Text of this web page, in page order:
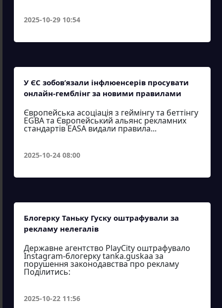
2025-10-29 10:54
У ЄС зобов’язали інфлюенсерів просувати
онлайн-гемблінг за новими правилами
Європейська асоціація з геймінгу та беттінгу
EGBA та Європейський альянс рекламних
стандартів EASA видали правила...
2025-10-24 08:00
Блогерку Таньку Гуску оштрафували за
рекламу нелегалів
Державне агентство PlayCity оштрафувало
Instagram-блогерку tanka.guskaa за
порушення законодавства про рекламу
Поділитись:
2025-10-22 11:56